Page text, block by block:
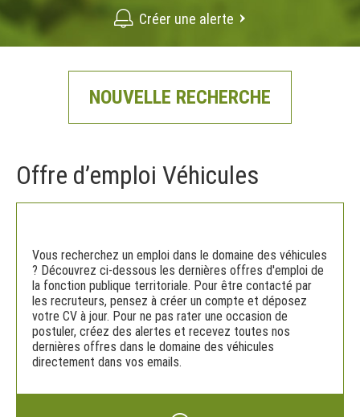
Créer une alerte
NOUVELLE RECHERCHE
Offre d’emploi Véhicules
Vous recherchez un emploi dans le domaine des véhicules
? Découvrez ci-dessous les dernières offres d'emploi de
la fonction publique territoriale. Pour être contacté par
les recruteurs, pensez à créer un compte et déposez
votre CV à jour. Pour ne pas rater une occasion de
postuler, créez des alertes et recevez toutes nos
dernières offres dans le domaine des véhicules
directement dans vos emails.